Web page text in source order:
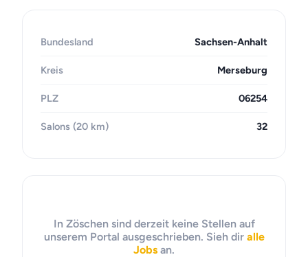
Bundesland Sachsen-Anhalt
Kreis Merseburg
PLZ 06254
Salons (20 km) 32
In Zöschen sind derzeit keine Stellen auf
unserem Portal ausgeschrieben. Sieh dir alle
Jobs an.